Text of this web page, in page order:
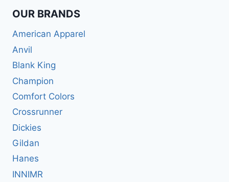
OUR BRANDS
American Apparel
Anvil
Blank King
Champion
Comfort Colors
Crossrunner
Dickies
Gildan
Hanes
INNIMR